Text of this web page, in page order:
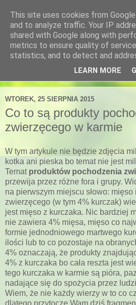
Blog sklepu
Porady żywieniowe i behawioralne.
WTOREK, 25 SIERPNIA 2015
Co to są produkty
zwierzęcego w karmie
W tym artykule nie będzie zdjęcia
kotka ani pieska bo temat nie jest
Temat produktów pochodzenia
przewija przez różne fora i grupy.
na pierwszym miejscu słowo:
zwierzęcego (w tym 4% kurczak)
jest mięso z kurczaka. Nic bardziej
nie zawiera 4% mięsa, mięso co
formie jednodniowego martwego
ilości lub to co pozostaje na
4% oznaczają, że produkty
4% z kurczaka bo cała reszta jest
tego kurczaka w karmie są pióra,
nadające się do spożycia przez
Wiem, że nie każdy wierzy w to co
dlatego przytoczę Wam dziś
This site uses cookies from
and to analyze traffic. Your IP
shared with Google along with
metrics to ensure quality of
statistics, and to detect and
LEARN MORE